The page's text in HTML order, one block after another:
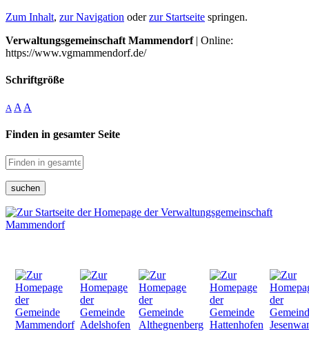
Zum Inhalt, zur Navigation oderzur Startseite springen.
Verwaltungsgemeinschaft Mammendorf| Online:
https://www.vgmammendorf.de/
Schriftgröße
A A A
Finden in gesamter Seite
suchen